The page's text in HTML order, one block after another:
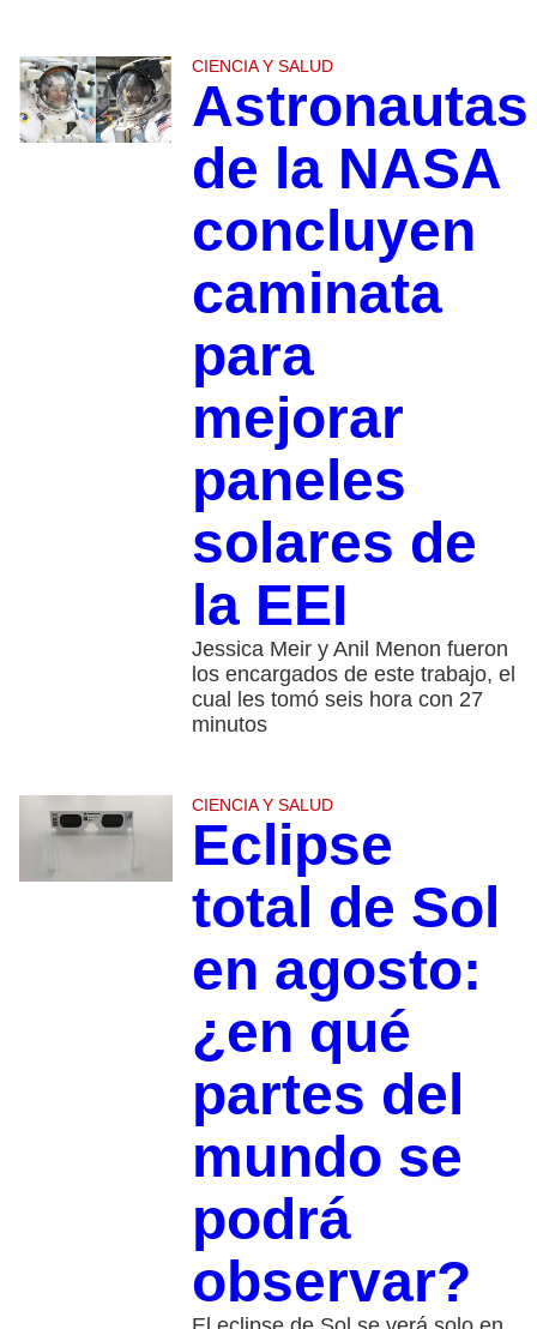
CIENCIA Y SALUD
Astronautas
de la NASA
concluyen
caminata
para
mejorar
paneles
solares de
la EEI
Jessica Meir y Anil Menon fueron
los encargados de este trabajo, el
cual les tomó seis hora con 27
minutos
CIENCIA Y SALUD
Eclipse
total de Sol
en agosto:
¿en qué
partes del
mundo se
podrá
observar?